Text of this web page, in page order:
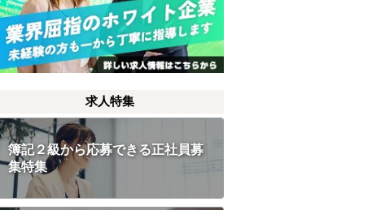
求人特集
簿記２級から応募できる正社員募
集特集